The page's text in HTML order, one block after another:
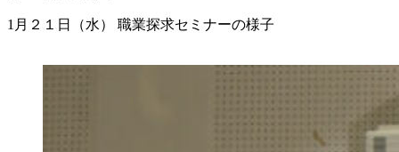
1月２１日（水） 職業探求セミナーの様子